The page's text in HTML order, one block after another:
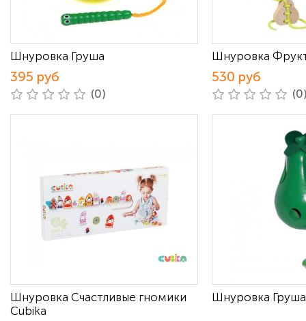
Шнуровка Груша
395 руб
(0)
Шнуровка
530 руб
Шнуровка Счастливые гномики
Cubika
Шнуровка